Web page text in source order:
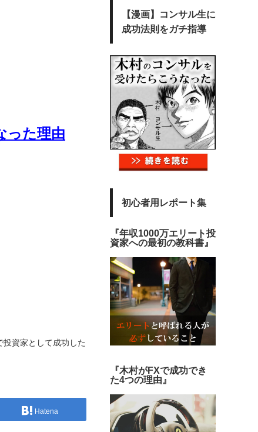
った理由
投資家として成功した
Hatena
【漫画】コンサル生に
成功法則をガチ指導
初心者用レポート集
『年収1000万エリート投
資家への最初の教科書』
『木村がFXで成功でき
た4つの理由』